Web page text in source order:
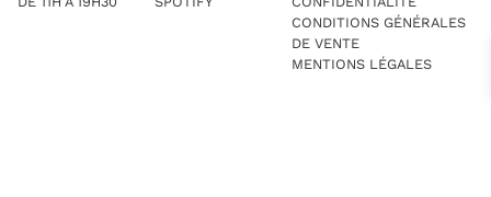
CONDITIONS GÉNÉRALES
DE VENTE
MENTIONS LÉGALES